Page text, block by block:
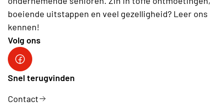
boeiende uitstappen en veel gezelligheid? Leer ons
kennen!
Volg ons
Facebook
Snel terugvinden
Contact